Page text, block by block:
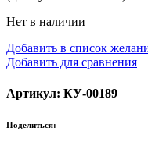
Нет в наличии
Добавить в список
Добавить для сравнения
Артикул: КУ-00189
Поделиться: